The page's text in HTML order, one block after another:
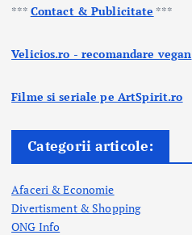
*** Contact & Publicitate ***
Velicios.ro - recomandare vegan
Filme si seriale pe ArtSpirit.ro
Categorii articole:
Afaceri & Economie
Divertisment & Shopping
ONG Info